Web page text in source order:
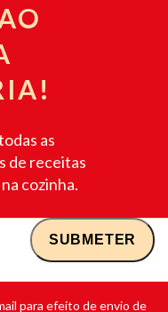
as
de receitas
cozinha.
para efeito de envio de